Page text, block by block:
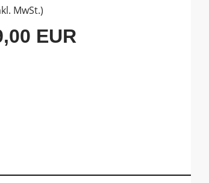
MwSt.)
EUR